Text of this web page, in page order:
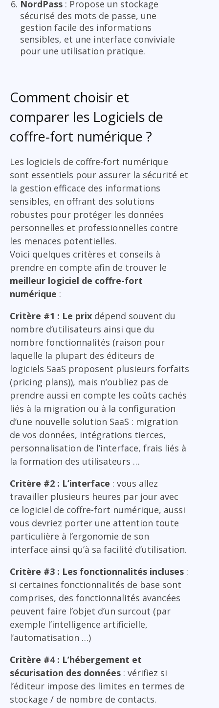
NordPass : Propose un stockage
sécurisé des mots de passe, une
gestion facile des informations
sensibles, et une interface conviviale
pour une utilisation pratique.
Comment choisir et
comparer les Logiciels de
coffre-fort numérique ?
Les logiciels de coffre-fort numérique
sont essentiels pour assurer la sécurité et
la gestion efficace des informations
sensibles, en offrant des solutions
robustes pour protéger les données
personnelles et professionnelles contre
les menaces potentielles.
Voici quelques critères et conseils à
prendre en compte afin de trouver le
meilleur logiciel de coffre-fort
numérique :
Critère #1 : Le prix dépend souvent du
nombre d’utilisateurs ainsi que du
nombre fonctionnalités (raison pour
laquelle la plupart des éditeurs de
logiciels SaaS proposent plusieurs forfaits
(pricing plans)), mais n’oubliez pas de
prendre aussi en compte les coûts cachés
liés à la migration ou à la configuration
d’une nouvelle solution SaaS : migration
de vos données, intégrations tierces,
personnalisation de l’interface, frais liés à
la formation des utilisateurs …
Critère #2 : L’interface : vous allez
travailler plusieurs heures par jour avec
ce logiciel de coffre-fort numérique, aussi
vous devriez porter une attention toute
particulière à l’ergonomie de son
interface ainsi qu’à sa facilité d’utilisation.
Critère #3 : Les fonctionnalités incluses :
si certaines fonctionnalités de base sont
comprises, des fonctionnalités avancées
peuvent faire l’objet d’un surcout (par
exemple l’intelligence artificielle,
l’automatisation …)
Critère #4 : L’hébergement et
sécurisation des données : vérifiez si
l’éditeur impose des limites en termes de
stockage / de nombre de contacts.